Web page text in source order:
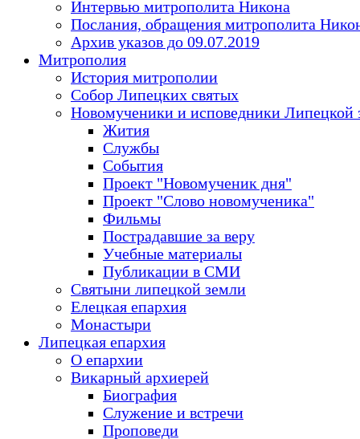
Интервью митрополита Никона
Послания, обращения митрополита
Архив указов до 09.07.2019
Митрополия
История митрополии
Собор Липецких святых
Новомученики и исповедники Липецкой
Жития
Службы
События
Проект "Новомученик дня"
Проект "Слово новомученика"
Фильмы
Пострадавшие за веру
Учебные материалы
Публикации в СМИ
Святыни липецкой земли
Елецкая епархия
Монастыри
Липецкая епархия
О епархии
Викарный архиерей
Биография
Служение и встречи
Проповеди